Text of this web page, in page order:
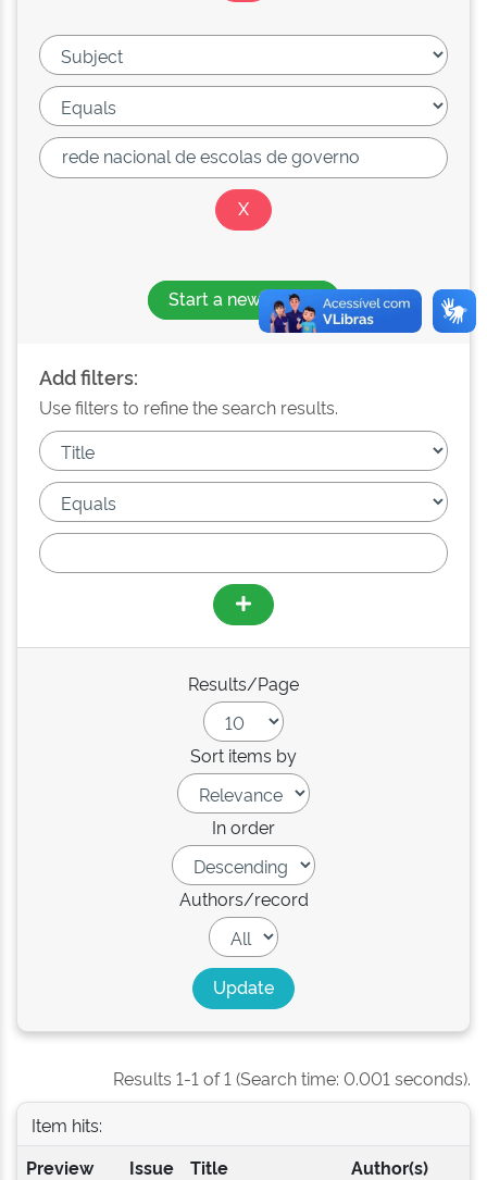
Start a new search
Add filters:
Use filters to refine the search results.
Results/Page
Sort items by
In order
Authors/record
Results 1-1 of 1 (Search time: 0.001 seconds).
Item hits:
Preview
Issue
Title Author(s)